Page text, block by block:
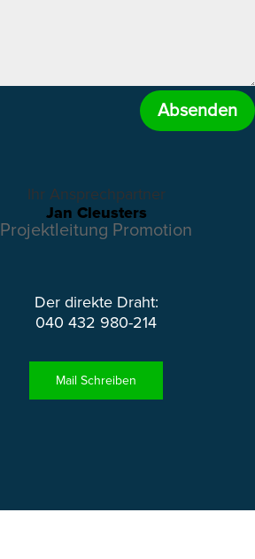
Absenden
Ihr Ansprechpartner
Jan Cleusters
Projektleitung Promotion
Der direkte Draht:
040 432 980-214
Mail Schreiben